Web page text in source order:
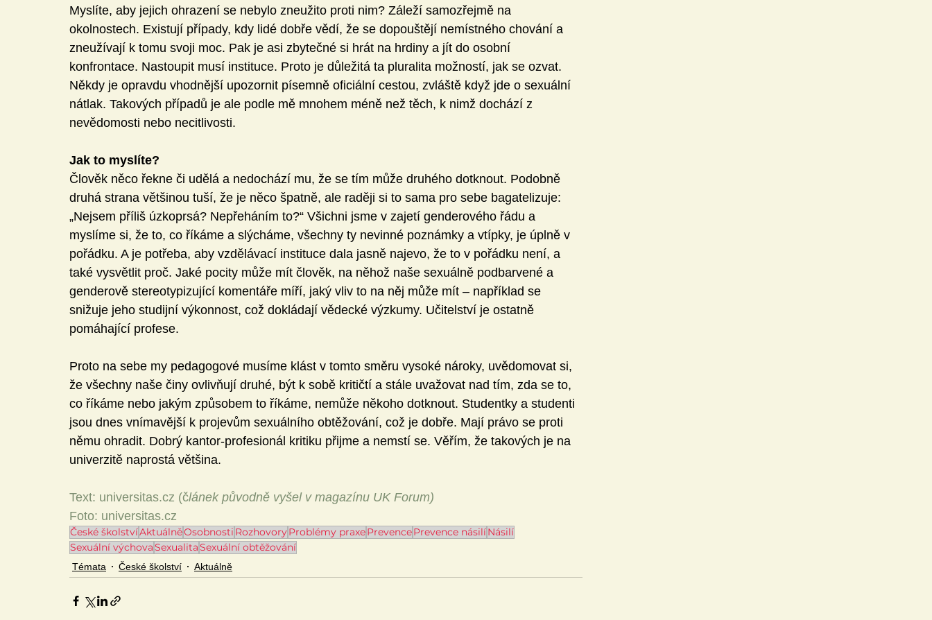
Myslíte, aby jejich ohrazení se nebylo zneužito proti nim? Záleží samozřejmě na
okolnostech. Existují případy, kdy lidé dobře vědí, že se dopouštějí nemístného chování a
zneužívají k tomu svoji moc. Pak je asi zbytečné si hrát na hrdiny a jít do osobní
konfrontace. Nastoupit musí instituce. Proto je důležitá ta pluralita možností, jak se ozvat.
Někdy je opravdu vhodnější upozornit písemně oficiální cestou, zvláště když jde o sexuální
nátlak. Takových případů je ale podle mě mnohem méně než těch, k nimž dochází z
nevědomosti nebo necitlivosti.
Jak to myslíte?
Člověk něco řekne či udělá a nedochází mu, že se tím může druhého dotknout. Podobně
druhá strana většinou tuší, že je něco špatně, ale raději si to sama pro sebe bagatelizuje:
„Nejsem příliš úzkoprsá? Nepřeháním to?“ Všichni jsme v zajetí genderového řádu a
myslíme si, že to, co říkáme a slýcháme, všechny ty nevinné poznámky a vtípky, je úplně v
pořádku. A je potřeba, aby vzdělávací instituce dala jasně najevo, že to v pořádku není, a
také vysvětlit proč. Jaké pocity může mít člověk, na něhož naše sexuálně podbarvené a
genderově stereotypizující komentáře míří, jaký vliv to na něj může mít – například se
snižuje jeho studijní výkonnost, což dokládají vědecké výzkumy. Učitelství je ostatně
pomáhající profese.
Proto na sebe my pedagogové musíme klást v tomto směru vysoké nároky, uvědomovat si,
že všechny naše činy ovlivňují druhé, být k sobě kritičtí a stále uvažovat nad tím, zda se to,
co říkáme nebo jakým způsobem to říkáme, nemůže někoho dotknout. Studentky a studenti
jsou dnes vnímavější k projevům sexuálního obtěžování, což je dobře. Mají právo se proti
němu ohradit. Dobrý kantor-profesionál kritiku přijme a nemstí se. Věřím, že takových je na
univerzitě naprostá většina.
Text: universitas.cz (článek původně vyšel v magazínu UK Forum)
Foto: universitas.cz
České školstvíAktuálněOsobnosti RozhovoryProblémy praxePrevencePrevence násilíNásilí
Sexuální výchovaSexualitaSexuální obtěžování
Témata České školství Aktuálně